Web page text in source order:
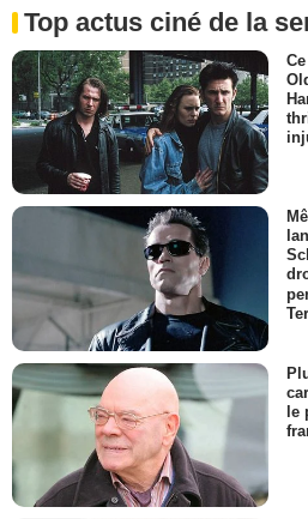
Top actus ciné de la
le